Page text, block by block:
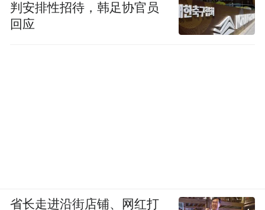
判安排性招待，韩足协官员
回应
省长走进沿街店铺、网红打